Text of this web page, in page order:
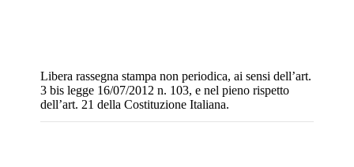
Libera rassegna stampa non periodica, ai sensi dell’art.
3 bis legge 16/07/2012 n. 103, e nel pieno rispetto
dell’art. 21 della Costituzione Italiana.